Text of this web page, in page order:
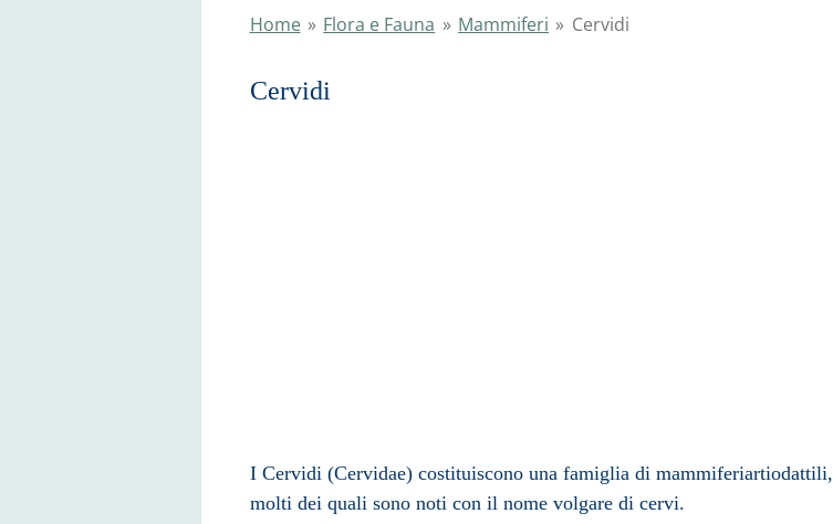
Home » Flora e Fauna » Mammiferi » Cervidi
Cervidi
I Cervidi (Cervidae) costituiscono una famiglia di mammiferiartiodattili,
molti dei quali sono noti con il nome volgare di cervi.